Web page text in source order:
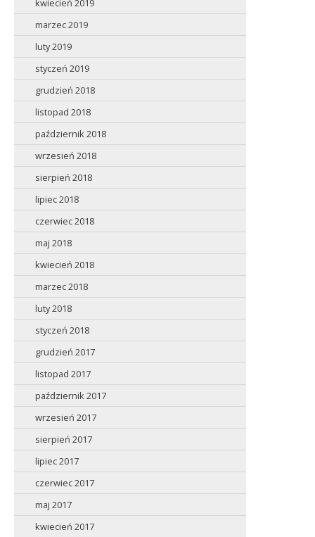
kwiecień 2019
marzec 2019
luty 2019
styczeń 2019
grudzień 2018
listopad 2018
październik 2018
wrzesień 2018
sierpień 2018
lipiec 2018
czerwiec 2018
maj 2018
kwiecień 2018
marzec 2018
luty 2018
styczeń 2018
grudzień 2017
listopad 2017
październik 2017
wrzesień 2017
sierpień 2017
lipiec 2017
czerwiec 2017
maj 2017
kwiecień 2017